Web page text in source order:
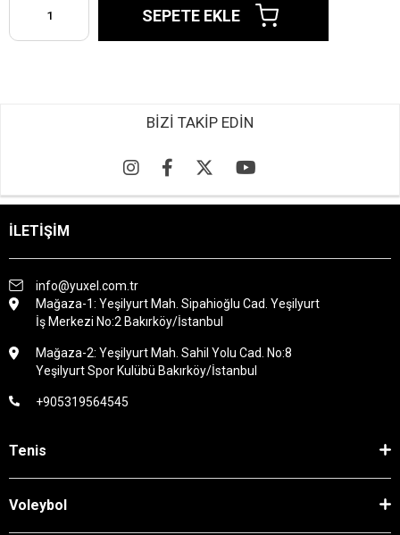
BİZİ TAKİP EDİN
İLETİŞİM
info@yuxel.com.tr
Mağaza-1: Yeşilyurt Mah. Sipahioğlu Cad. Yeşilyurt
İş Merkezi No:2 Bakırköy/İstanbul
Mağaza-2: Yeşilyurt Mah. Sahil Yolu Cad. No:8
Yeşilyurt Spor Kulübü Bakırköy/İstanbul
+905319564545
Tenis
Voleybol